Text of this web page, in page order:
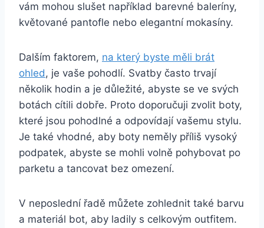
vám‍ mohou ⁣slušet například barevné baleríny,
květované pantofle nebo elegantní mokasíny.
Dalším faktorem, na který byste⁢ měli brát
ohled , je vaše pohodlí. Svatby⁢ často trvají
několik hodin a je důležité, abyste se ve svých
botách ‍cítili ‌dobře. Proto ‌doporučuji ‍zvolit ⁢boty,
které jsou pohodlné a ⁤odpovídají vašemu stylu.
Je také ⁤vhodné,⁢ aby boty neměly příliš​ vysoký⁢
podpatek, abyste ‌se mohli volně pohybovat po
parketu ⁤a tancovat bez omezení.
V neposlední řadě můžete⁤ zohlednit také⁤ barvu
a materiál bot, aby ladily s celkovým outfitem. ​